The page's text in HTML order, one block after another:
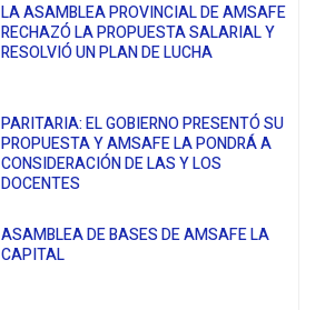
LA ASAMBLEA PROVINCIAL DE AMSAFE
RECHAZÓ LA PROPUESTA SALARIAL Y
RESOLVIÓ UN PLAN DE LUCHA
PARITARIA: EL GOBIERNO PRESENTÓ SU
PROPUESTA Y AMSAFE LA PONDRÁ A
CONSIDERACIÓN DE LAS Y LOS
DOCENTES
ASAMBLEA DE BASES DE AMSAFE LA
CAPITAL